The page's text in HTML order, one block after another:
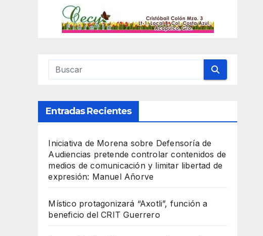
Entradas Recientes
Iniciativa de Morena sobre Defensoría de
Audiencias pretende controlar contenidos de
medios de comunicación y limitar libertad de
expresión: Manuel Añorve
Místico protagonizará “Axotli”, función a
beneficio del CRIT Guerrero